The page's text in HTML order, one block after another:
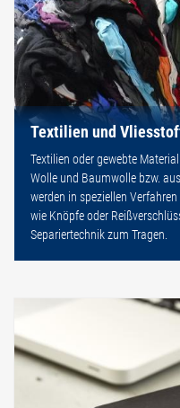
Textilien und
Textilien oder gewebte
Wolle und Baumwolle bzw.
werden in speziellen
wie Knöpfe oder
Separiertechnik zum Tragen.